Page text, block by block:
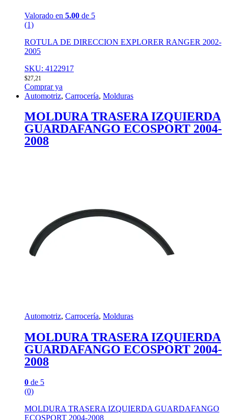
Valorado en 5.00 de 5
(1)
ROTULA DE DIRECCION EXPLORER RANGER 2002-
2005
SKU: 4122917
$27,21
Comprar ya
Automotriz, Carrocería, Molduras
MOLDURA TRASERA IZQUIERDA
GUARDAFANGO ECOSPORT 2004-
2008
Automotriz, Carrocería, Molduras
MOLDURA TRASERA IZQUIERDA
GUARDAFANGO ECOSPORT 2004-
2008
0 de 5
(0)
MOLDURA TRASERA IZQUIERDA GUARDAFANGO
ECOSPORT 2004-2008